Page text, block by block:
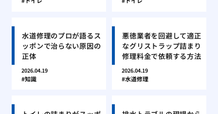
水道修理のプロが語るス
ッポンで治らない原因の
正体
2026.04.19
知識
悪徳業者を回避して適正
なグリストラップ詰まり
修理料金で依頼する方法
2026.04.19
水道修理